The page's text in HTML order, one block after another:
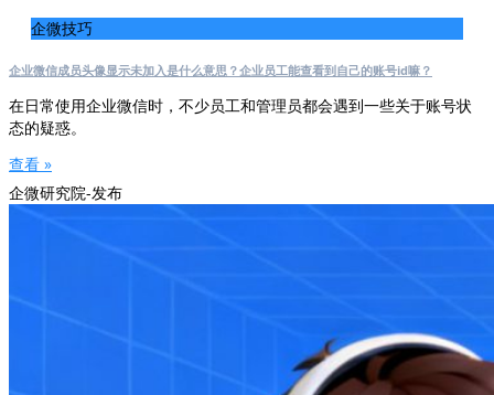
企微技巧
企业微信成员头像显示未加入是什么意思？企业员工能查看到自己的账号id嘛？
在日常使用企业微信时，不少员工和管理员都会遇到一些关于账号状
态的疑惑。
查看 »
企微研究院-发布